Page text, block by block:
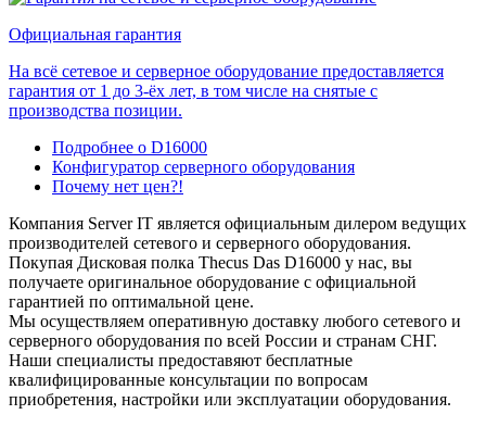
Официальная гарантия
На всё сетевое и серверное оборудование предоставляется
гарантия от 1 до 3-ёх лет, в том числе на снятые с
производства позиции.
Подробнее о D16000
Конфигуратор серверного оборудования
Почему нет цен?!
Компания Server IT является официальным дилером ведущих
производителей сетевого и серверного оборудования.
Покупая Дисковая полка Thecus Das D16000 у нас, вы
получаете оригинальное оборудование с официальной
гарантией по оптимальной цене.
Мы осуществляем оперативную доставку любого сетевого и
серверного оборудования по всей России и странам СНГ.
Наши специалисты предоставяют бесплатные
квалифицированные консультации по вопросам
приобретения, настройки или эксплуатации оборудования.